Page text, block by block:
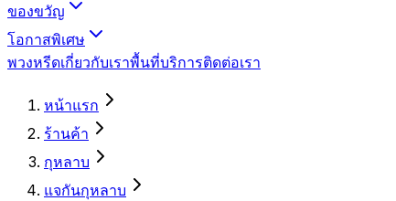
ของขวัญ
โอกาสพิเศษ
พวงหรีดเกี่ยวกับเราพื้นที่บริการติดต่อเรา
หน้าแรก
ร้านค้า
กุหลาบ
แจกันกุหลาบ